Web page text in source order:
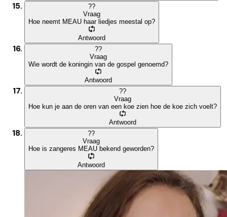
??
Vraag
Hoe neemt MEAU haar liedjes meestal op?
Antwoord
??
Vraag
Wie wordt de koningin van de gospel genoemd?
Antwoord
??
Vraag
Hoe kun je aan de oren van een koe zien hoe de koe zich voelt?
Antwoord
??
Vraag
Hoe is zangeres MEAU bekend geworden?
Antwoord